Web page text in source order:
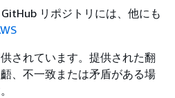
リポジトリには、他にも
されています。提供された翻
、不一致または矛盾がある場